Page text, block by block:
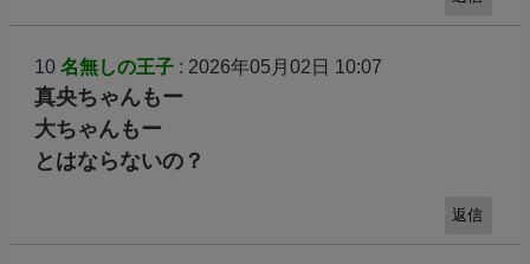
10 名無しの王子: 2026年05月02日 10:07
真央ちゃんもー
大ちゃんもー
とはならないの？
返信